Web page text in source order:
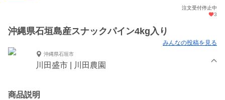
注文受付停止中
3
沖縄県石垣島産スナックパイン4kg入り
みんなの投稿を見る
沖縄県石垣市
川田盛市 | 川田農園
商品説明